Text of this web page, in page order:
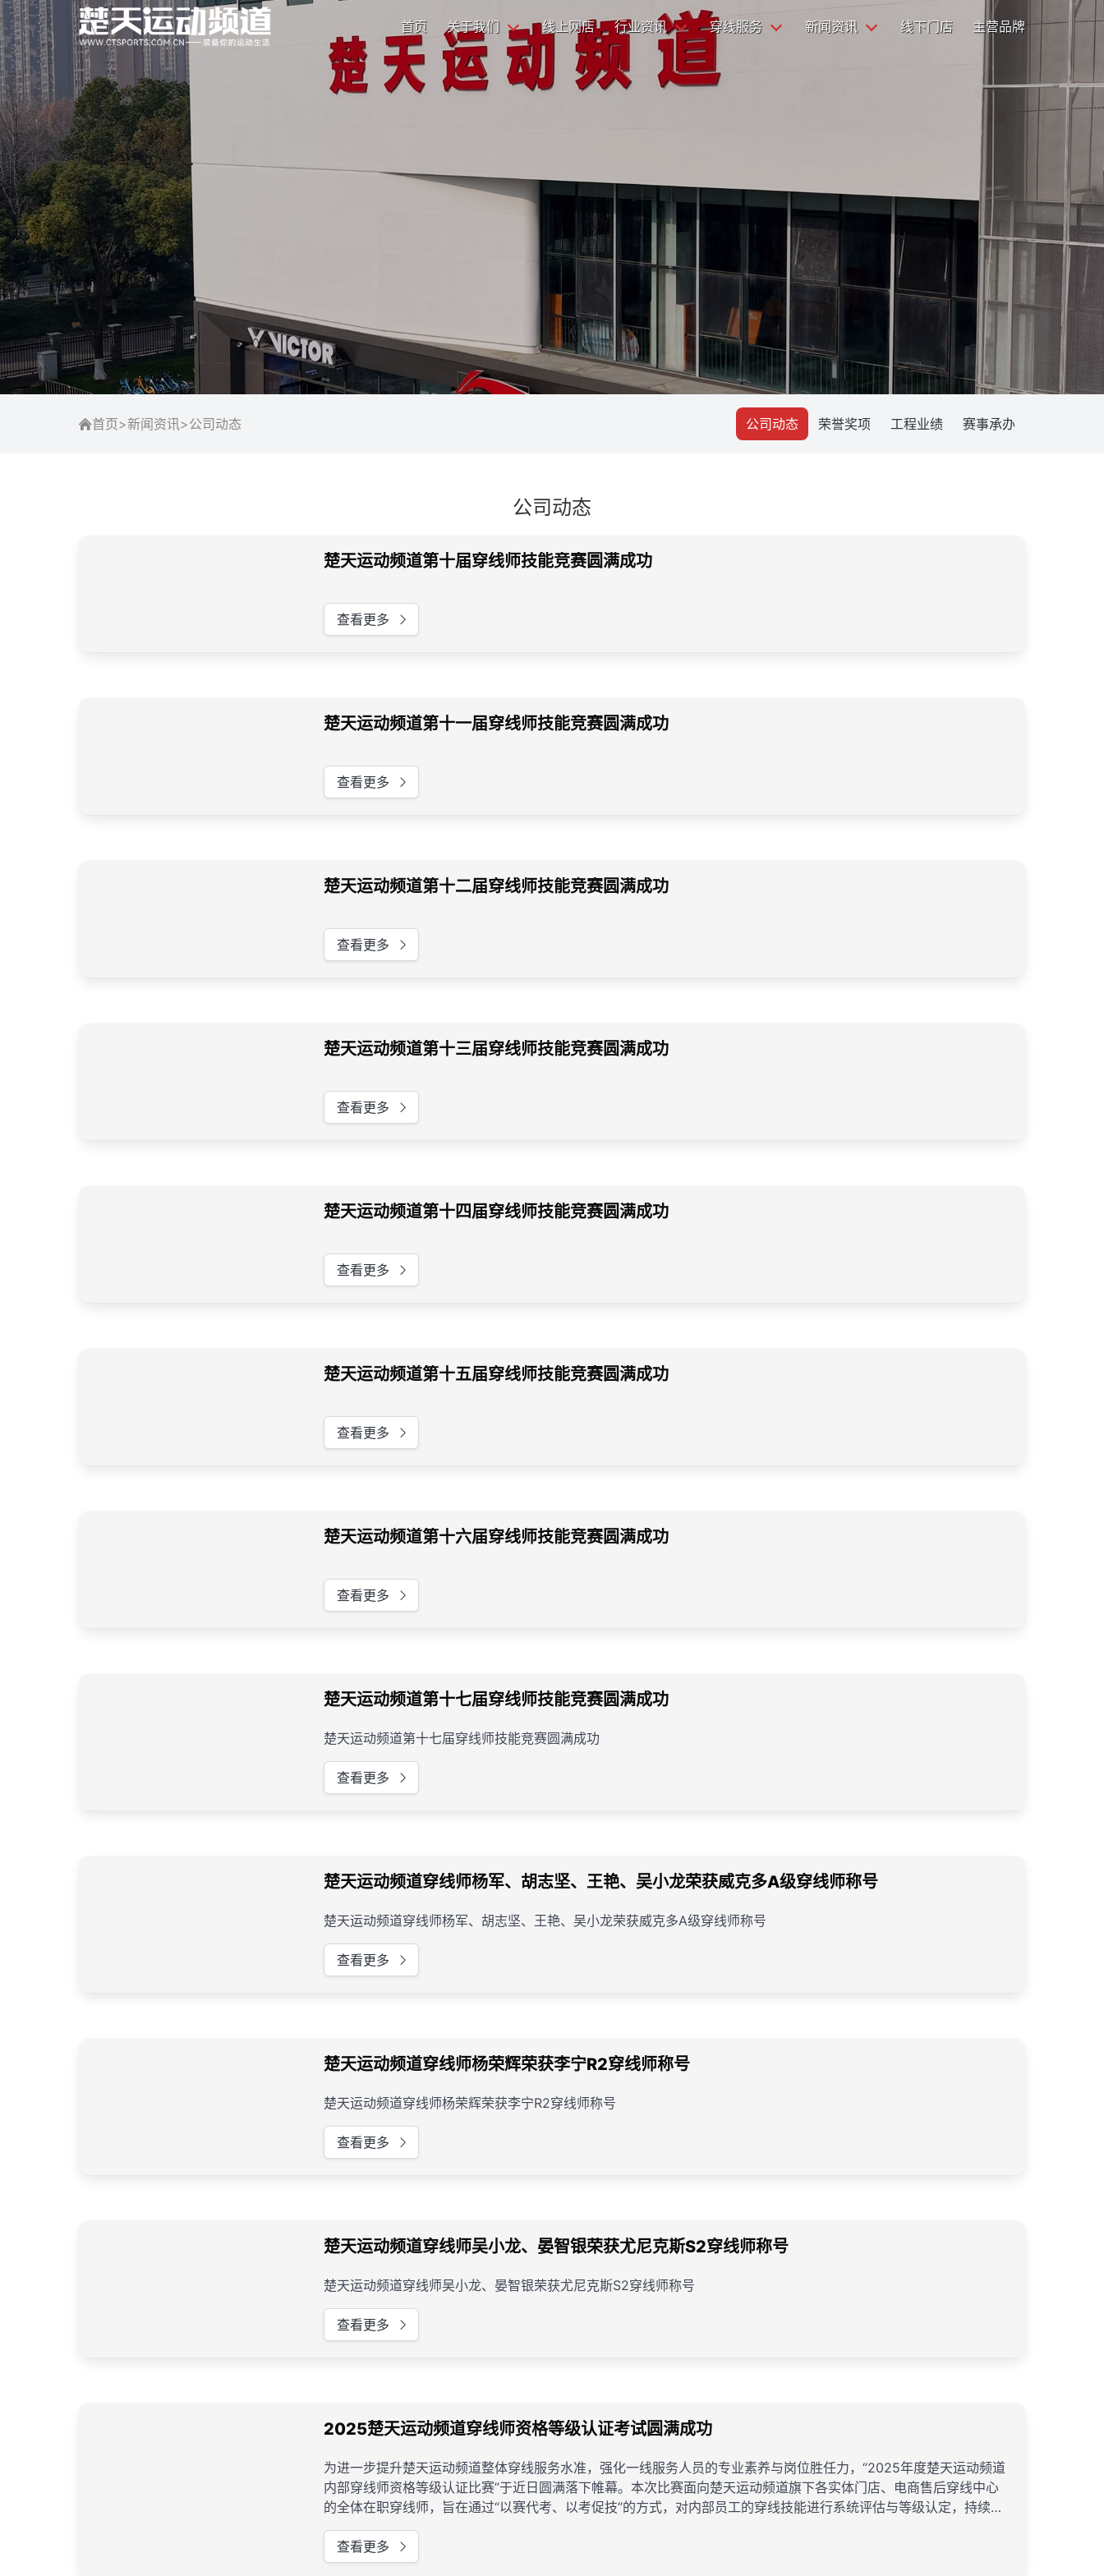
首页 关于我们 线上网店 行业资讯 穿线服务 新闻资讯 线下门店 主营品牌
首页>新闻资讯>公司动态 公司动态 荣誉奖项 工程业绩 赛事承办
公司动态
楚天运动频道第十届穿线师技能竞赛圆满成功
查看更多
楚天运动频道第十一届穿线师技能竞赛圆满成功
查看更多
楚天运动频道第十二届穿线师技能竞赛圆满成功
查看更多
楚天运动频道第十三届穿线师技能竞赛圆满成功
查看更多
楚天运动频道第十四届穿线师技能竞赛圆满成功
查看更多
楚天运动频道第十五届穿线师技能竞赛圆满成功
查看更多
楚天运动频道第十六届穿线师技能竞赛圆满成功
查看更多
楚天运动频道第十七届穿线师技能竞赛圆满成功
楚天运动频道第十七届穿线师技能竞赛圆满成功
查看更多
楚天运动频道穿线师杨军、胡志坚、王艳、吴小龙荣获威克多A级穿线师称号
楚天运动频道穿线师杨军、胡志坚、王艳、吴小龙荣获威克多A级穿线师称号
查看更多
楚天运动频道穿线师杨荣辉荣获李宁R2穿线师称号
楚天运动频道穿线师杨荣辉荣获李宁R2穿线师称号
查看更多
楚天运动频道穿线师吴小龙、晏智银荣获尤尼克斯S2穿线师称号
楚天运动频道穿线师吴小龙、晏智银荣获尤尼克斯S2穿线师称号
查看更多
2025楚天运动频道穿线师资格等级认证考试圆满成功
为进一步提升楚天运动频道整体穿线服务水准，强化一线服务人员的专业素养与岗位胜任力，“2025年度楚天运动频道
内部穿线师资格等级认证比赛”于近日圆满落下帷幕。本次比赛面向楚天运动频道旗下各实体门店、电商售后穿线中心
的全体在职穿线师，旨在通过“以赛代考、以考促技”的方式，对内部员工的穿线技能进行系统评估与等级认定，持续夯
实企业专业化服务的内核竞争力。
查看更多